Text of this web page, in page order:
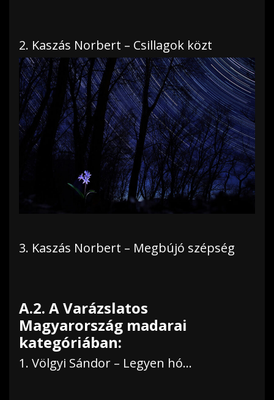
2. Kaszás Norbert – Csillagok közt
3. Kaszás Norbert – Megbújó szépség
A.2. A Varázslatos
Magyarország madarai
kategóriában:
1. Völgyi Sándor – Legyen hó…